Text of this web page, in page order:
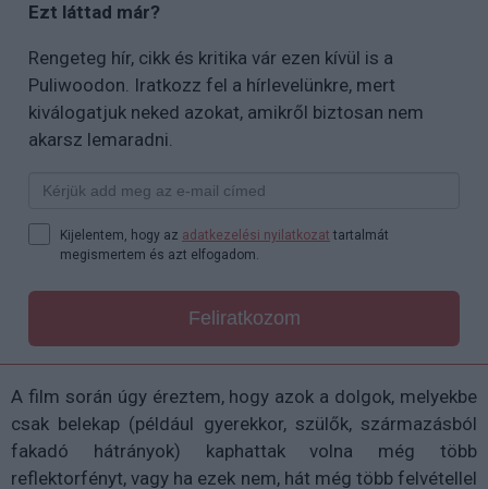
Ezt láttad már?
Rengeteg hír, cikk és kritika vár ezen kívül is a
Puliwoodon. Iratkozz fel a hírlevelünkre, mert
kiválogatjuk neked azokat, amikről biztosan nem
akarsz lemaradni.
Kijelentem, hogy az adatkezelési nyilatkozat tartalmát
megismertem és azt elfogadom.
Feliratkozom
A film során úgy éreztem, hogy azok a dolgok, melyekbe
csak belekap (például gyerekkor, szülők, származásból
fakadó hátrányok) kaphattak volna még több
reflektorfényt, vagy ha ezek nem, hát még több felvétellel